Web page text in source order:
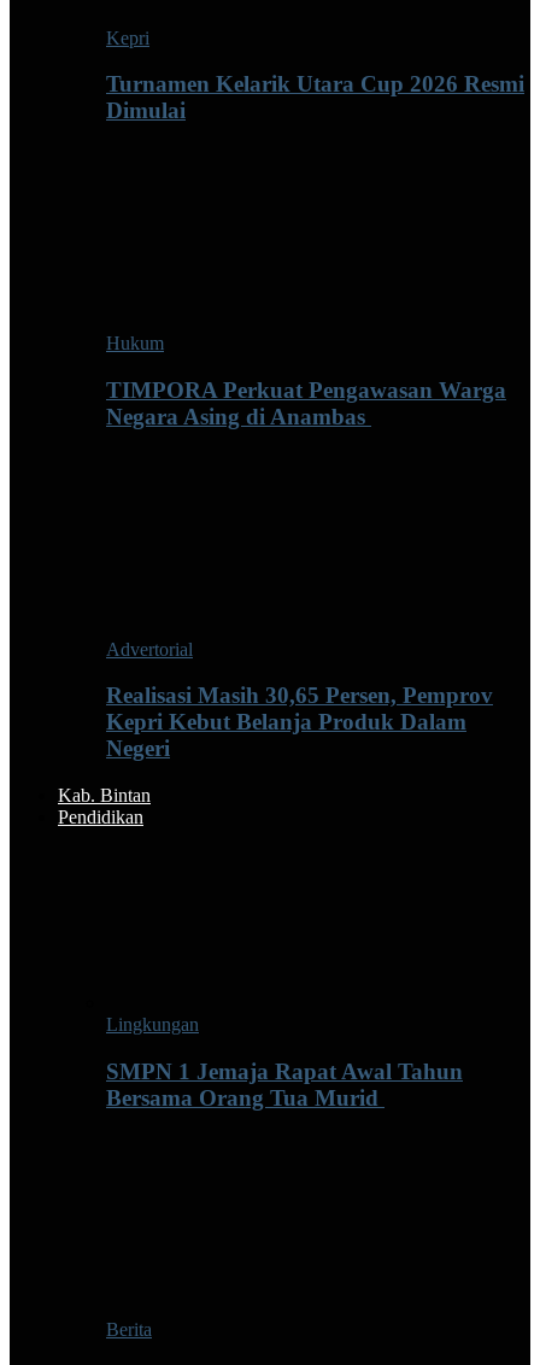
Kepri
Turnamen Kelarik Utara Cup 2026 Resmi
Dimulai
Hukum
TIMPORA Perkuat Pengawasan Warga
Negara Asing di Anambas ‎
Advertorial
Realisasi Masih 30,65 Persen, Pemprov
Kepri Kebut Belanja Produk Dalam
Negeri
Kab. Bintan
Pendidikan
Lingkungan
SMPN 1 Jemaja Rapat Awal Tahun
Bersama Orang Tua Murid ‎
Berita